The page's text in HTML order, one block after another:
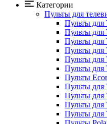
Категории
Пульты для
Пульты
Пульты для
Пульты
Пульты
Пульты
Пульты
Пульты
Пульты
Пульты
Пульты для
Пульты